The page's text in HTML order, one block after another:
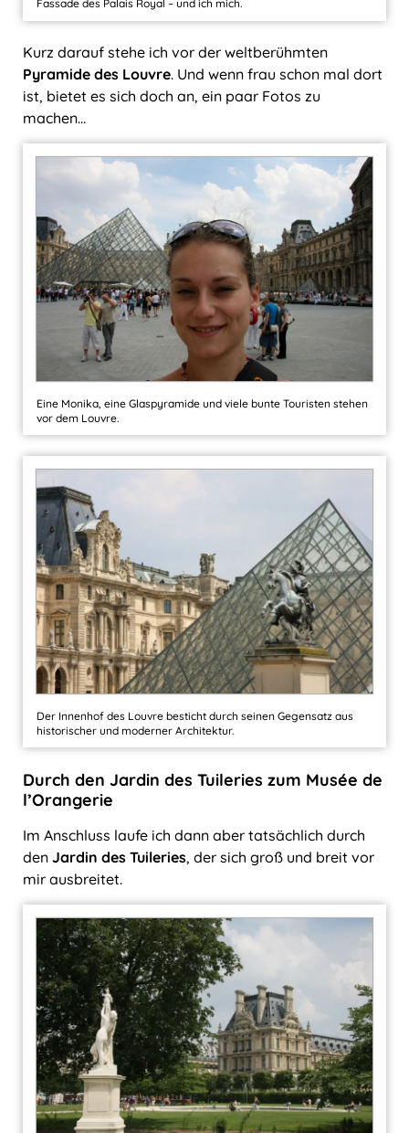
Fassade des Palais Royal – und ich mich.
Kurz darauf stehe ich vor der weltberühmten
Pyramide des Louvre. Und wenn frau schon mal dort
ist, bietet es sich doch an, ein paar Fotos zu
machen…
Eine Monika, eine Glaspyramide und viele bunte Touristen stehen
vor dem Louvre.
Der Innenhof des Louvre besticht durch seinen Gegensatz aus
historischer und moderner Architektur.
Durch den Jardin des Tuileries zum Musée de
l’Orangerie
Im Anschluss laufe ich dann aber tatsächlich durch
den Jardin des Tuileries, der sich groß und breit vor
mir ausbreitet.